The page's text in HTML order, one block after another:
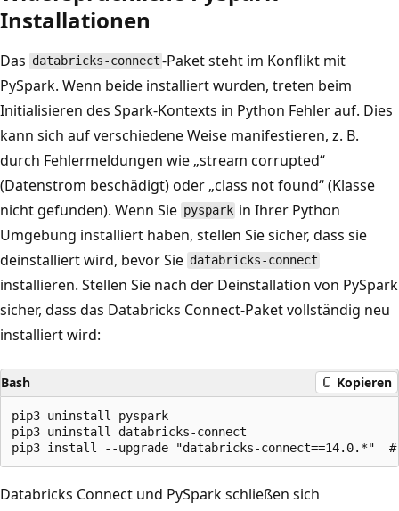
Installationen
Das databricks-connect -Paket steht im Konflikt mit
PySpark. Wenn beide installiert wurden, treten beim
Initialisieren des Spark-Kontexts in Python Fehler auf. Dies
kann sich auf verschiedene Weise manifestieren, z. B.
durch Fehlermeldungen wie „stream corrupted“
(Datenstrom beschädigt) oder „class not found“ (Klasse
nicht gefunden). Wenn Sie pyspark in Ihrer Python
Umgebung installiert haben, stellen Sie sicher, dass sie
deinstalliert wird, bevor Sie databricks-connect
installieren. Stellen Sie nach der Deinstallation von PySpark
sicher, dass das Databricks Connect-Paket vollständig neu
installiert wird:
Bash Kopieren
pip3 uninstall pyspark
pip3 uninstall databricks-connect
Databricks Connect und PySpark schließen sich